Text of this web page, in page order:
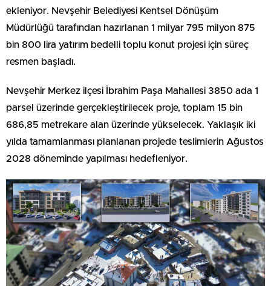
ekleniyor. Nevşehir Belediyesi Kentsel Dönüşüm
Müdürlüğü tarafından hazırlanan 1 milyar 795 milyon 875
bin 800 lira yatırım bedelli toplu konut projesi için süreç
resmen başladı.
Nevşehir Merkez ilçesi İbrahim Paşa Mahallesi 3850 ada 1
parsel üzerinde gerçekleştirilecek proje, toplam 15 bin
686,85 metrekare alan üzerinde yükselecek. Yaklaşık iki
yılda tamamlanması planlanan projede teslimlerin Ağustos
2028 döneminde yapılması hedefleniyor.